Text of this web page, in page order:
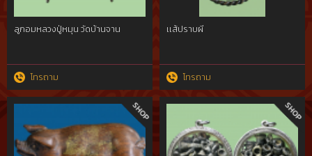
ลูกอมหลวงปู่หมุน วัดบ้านจาน
โทรถาม
เเส้ปราบผี
โทรถาม